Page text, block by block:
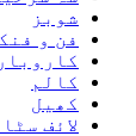
شوبز
فن و
کاروبار
کالم
کھیل
لائف